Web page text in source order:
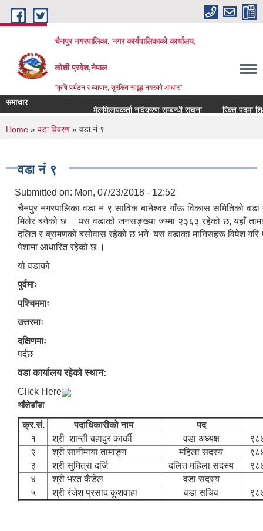
Skip to main content
चैनपुर नगरपालिका, नगर कार्यपालिकाको कार्यालय,
कोशी प्रदेश,नेपाल
"कृषि पर्यटन र व्यापार, सुरक्षित समृद्ध नगरकाे आधार"
समाचार
मेलमिलापकर्ता नविकरण सम्बन्धी सूचना
रिक्त पदमा
You are here
Home » वडा विवरण » वडा नं ९
वडा नं ९
Submitted on: Mon, 07/23/2018 - 12:52
चैनपुर नगरपालिका वडा नं ९ साविक बानेश्वर गाँऊ विकास समितिको
मिलेर बनेको छ । यस वडाको जनसङ्ख्या जम्मा २३६३ रहेको छ, यहाँ
दलित र ब्रामणको बसोवास रहेको छ भने यस वडाका मानिसहरू विषेश गरि
पेशामा आधारित रहेको छ ।
यो वडाको
पुर्वमाः
पश्चिममाः
उत्तरमाः
दक्षिणमाः
पर्दछ
वडा कार्यालय रहेको स्थान:
Click Here
थाँलेडाँडा
क्र.सं. पदाधिकारीको नाम
पद
१
श्री शान्ती बहादुर कार्की वडा अध्यक्ष
२
श्री सानीमाया तामाङ्ग महिला सदस्य
३
श्री सुमित्रा दर्जि दलित महिला सदस्य
४
श्री भरत कँडेल
वडा सदस्य
५
श्री रंजेश प्रसाद कुशवाहा वडा सचिव